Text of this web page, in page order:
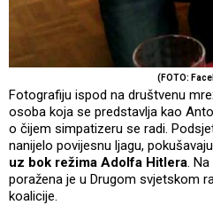
(FOTO:
Fotografiju ispod na društvenu
osoba koja se predstavlja kao
o čijem simpatizeru se radi.
nanijelo povijesnu ljagu,
uz bok režima Adolfa Hitlera .
poražena je u Drugom svjetskom
koalicije.